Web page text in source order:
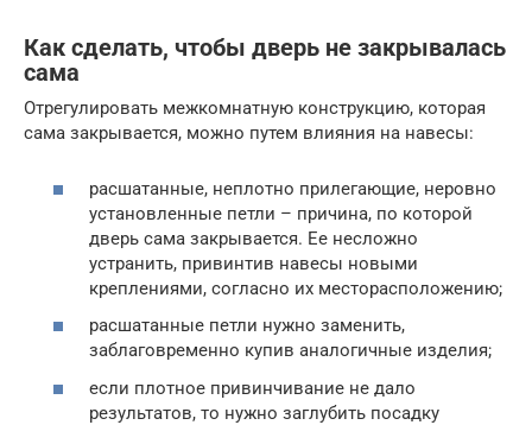
Как сделать, чтобы дверь не закрывалась
сама
Отрегулировать межкомнатную конструкцию, которая
сама закрывается, можно путем влияния на навесы:
расшатанные, неплотно прилегающие, неровно
установленные петли – причина, по которой
дверь сама закрывается. Ее несложно
устранить, привинтив навесы новыми
креплениями, согласно их месторасположению;
расшатанные петли нужно заменить,
заблаговременно купив аналогичные изделия;
если плотное привинчивание не дало
результатов, то нужно заглубить посадку